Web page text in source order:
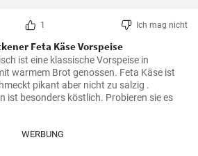
1 Ich mag nicht
Feta Käse Vorspeise
ist eine klassische Vorspeise in
warmem Brot genossen. Feta Käse ist
pikant aber nicht zu salzig .
ist besonders köstlich. Probieren sie es
WERBUNG